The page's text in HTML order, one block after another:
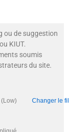
ou de suggestion
KIUT.
soumis
du site.
(Low) Changer le